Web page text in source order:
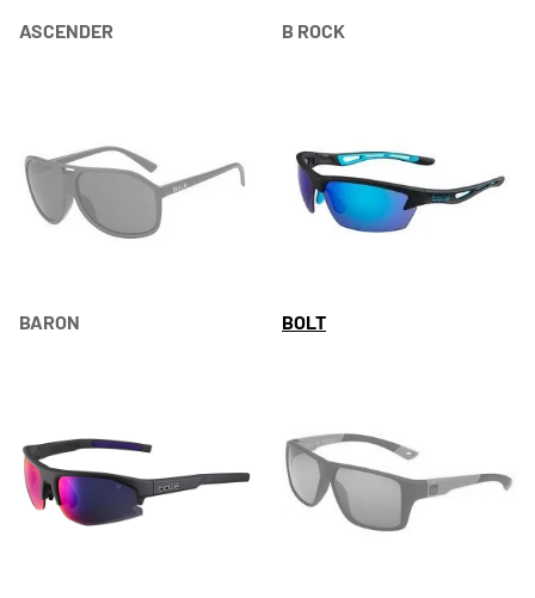
ASCENDER B ROCK
BARON BOLT